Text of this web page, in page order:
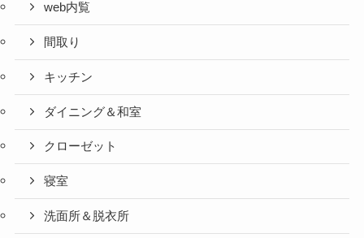
web内覧
間取り
キッチン
ダイニング＆和室
クローゼット
寝室
洗面所＆脱衣所